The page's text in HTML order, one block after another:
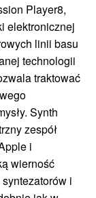
Player8,
elektronicznej
linii basu
technologii
traktować
Synth
zespół
i
wierność
i